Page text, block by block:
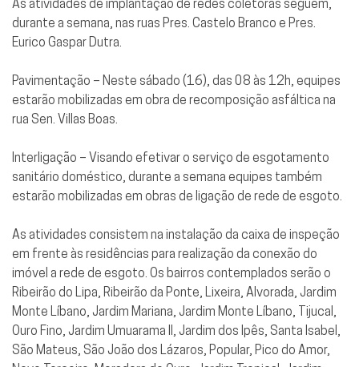
As atividades de implantação de redes coletoras seguem,
durante a semana, nas ruas Pres. Castelo Branco e Pres.
Eurico Gaspar Dutra.
Pavimentação – Neste sábado (16), das 08 às 12h, equipes
estarão mobilizadas em obra de recomposição asfáltica na
rua Sen. Villas Boas.
Interligação – Visando efetivar o serviço de esgotamento
sanitário doméstico, durante a semana equipes também
estarão mobilizadas em obras de ligação de rede de esgoto.
As atividades consistem na instalação da caixa de inspeção
em frente às residências para realização da conexão do
imóvel a rede de esgoto. Os bairros contemplados serão o
Ribeirão do Lipa, Ribeirão da Ponte, Lixeira, Alvorada, Jardim
Monte Líbano, Jardim Mariana, Jardim Monte Líbano, Tijucal,
Ouro Fino, Jardim Umuarama II, Jardim dos Ipês, Santa Isabel,
São Mateus, São João dos Lázaros, Popular, Pico do Amor,